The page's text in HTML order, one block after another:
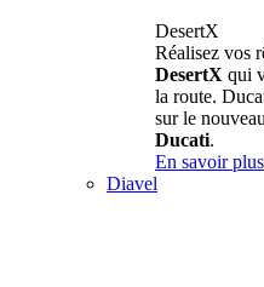
DesertX
Réalisez vos
DesertX qui
la route.
sur le
Ducati.
En savoir plus
Diavel